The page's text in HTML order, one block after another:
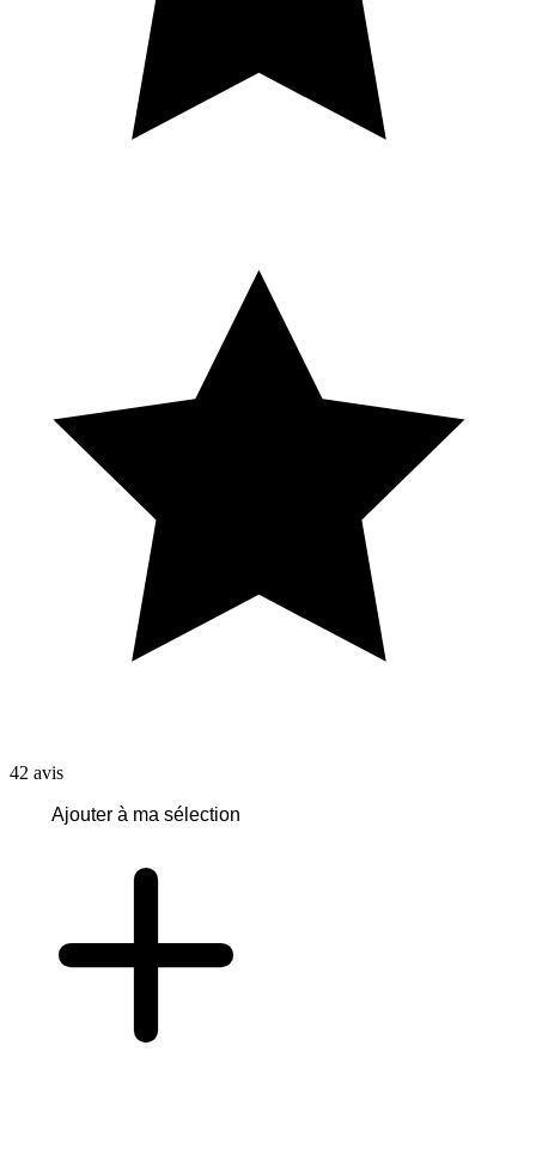
42 avis
Ajouter à ma sélection